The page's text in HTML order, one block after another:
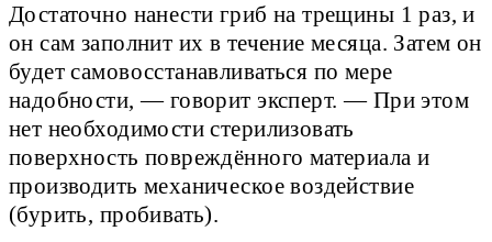
Достаточно нанести гриб на трещины 1 раз, и
он сам заполнит их в течение месяца. Затем он
будет самовосстанавливаться по мере
надобности, — говорит эксперт. — При этом
нет необходимости стерилизовать
поверхность повреждённого материала и
производить механическое воздействие
(бурить, пробивать).